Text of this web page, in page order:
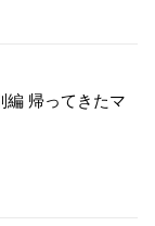
編 帰ってきたマ